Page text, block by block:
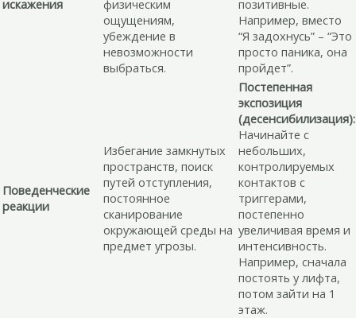
искажения
физическим
ощущениям,
убеждение в
невозможности
выбраться.
позитивные.
Например, вместо
“Я задохнусь” – “Это
просто паника, она
пройдет”.
Поведенческие
реакции
Избегание замкнутых
пространств, поиск
путей отступления,
постоянное
сканирование
окружающей среды на
предмет угрозы.
Постепенная
экспозиция
(десенсибилизация):
Начинайте с
небольших,
контролируемых
контактов с
триггерами,
постепенно
увеличивая время и
интенсивность.
Например, сначала
постоять у лифта,
потом зайти на 1
этаж.